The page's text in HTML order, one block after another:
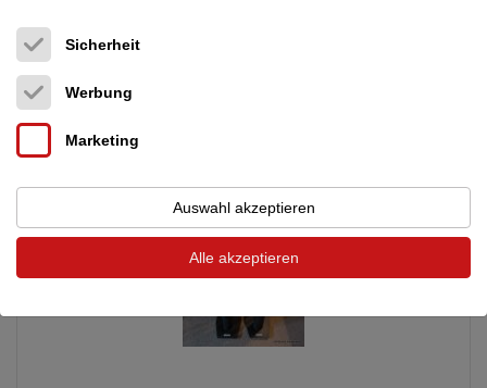
25.07.2026, 10:32
Klassiker aus der Response Serie in fast neuwertigem Zustand
ohne Gebrauchsspuren Kompaktlautsprecher ...
Sicherheit
Werbung
Marketing
Auswahl akzeptieren
Alle akzeptieren